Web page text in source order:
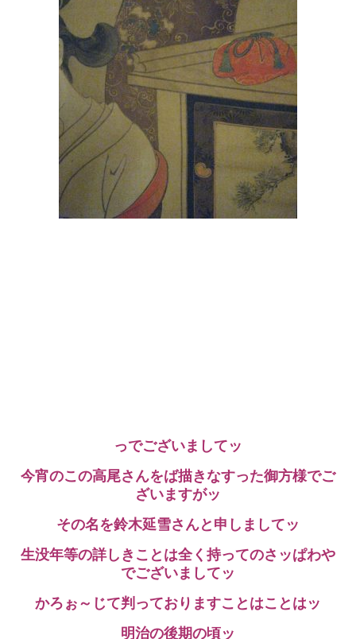
っでございましてッ
今宵のこの高尾さんをば描きなすった御方様でご
ざいますがッ
その名を鈴木延雪さんと申しましてッ
生没年等の詳しきことは全く持ってのさッぱわや
でございましてッ
かろぉ～じて判っておりますことはことはッ
明治の後期の頃ッ